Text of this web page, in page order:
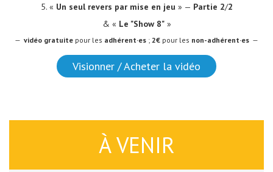
5. « Un seul revers par mise en jeu» — Partie 2/2
& « Le "Show 8"»
— vidéo gratuite pour les adhérent·es ; 2€ pour les non-adhérent·es —
Visionner / Acheter la vidéo
À VENIR